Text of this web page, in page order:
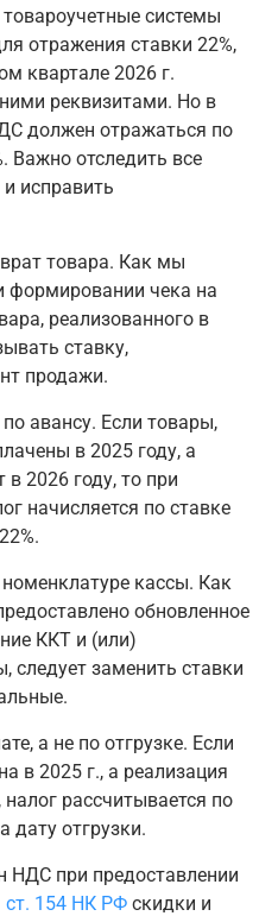
системы
отражения ставки 22%,
квартале 2026 г.
реквизитами. Но в
должен отражаться по
Важно отследить все
исправить
товара. Как мы
формировании чека на
реализованного в
ставку,
продажи.
авансу. Если товары,
в 2025 году, а
в 2026 году, то при
начисляется по ставке
кассы. Как
обновленное
ККТ и (или)
следует заменить ставки
а не по отгрузке. Если
в 2025 г., а реализация
рассчитывается по
дату отгрузки.
НДС при предоставлении
ст. 154 НК РФ скидки и